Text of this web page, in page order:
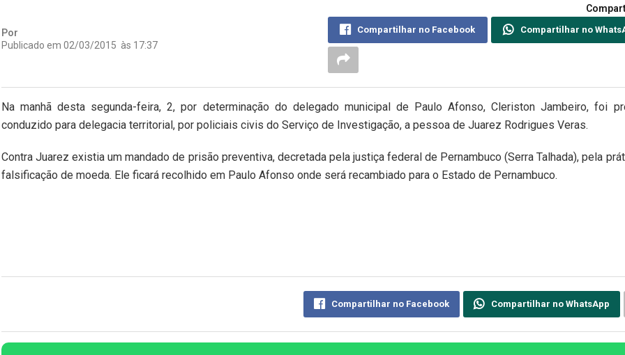
Por
Publicado em 02/03/2015 às 17:37
Compartilhar no Facebook Compartilhar no
Na manhã desta segunda-feira, 2, por determinação do delegado municipal de Paulo Afonso, Cleriston Jambeiro, foi
conduzido para delegacia territorial, por policiais civis do Serviço de Investigação, a pessoa de Juarez Rodrigues Veras.
Contra Juarez existia um mandado de prisão preventiva, decretada pela justiça federal de Pernambuco (Serra Talhada), pela
falsificação de moeda. Ele ficará recolhido em Paulo Afonso onde será recambiado para o Estado de Pernambuco.
Compartilhar no Facebook Compartilhar no WhatsApp